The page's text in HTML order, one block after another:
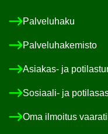
Pal­ve­lu­ha­ku
Pal­ve­lu­ha­ke­mis­to
Asiakas-​ ja
Sosiaali-​ ja
Oma il­moi­tus